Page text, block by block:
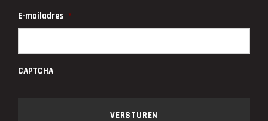
E-mailadres *
CAPTCHA